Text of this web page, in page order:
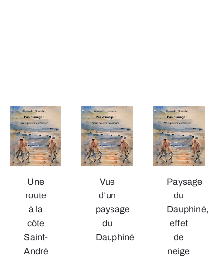
Une
route
à la
côte
Saint-
André
Vue
d’un
paysage
du
Dauphiné
Paysage
du
Dauphiné,
effet
de
neige